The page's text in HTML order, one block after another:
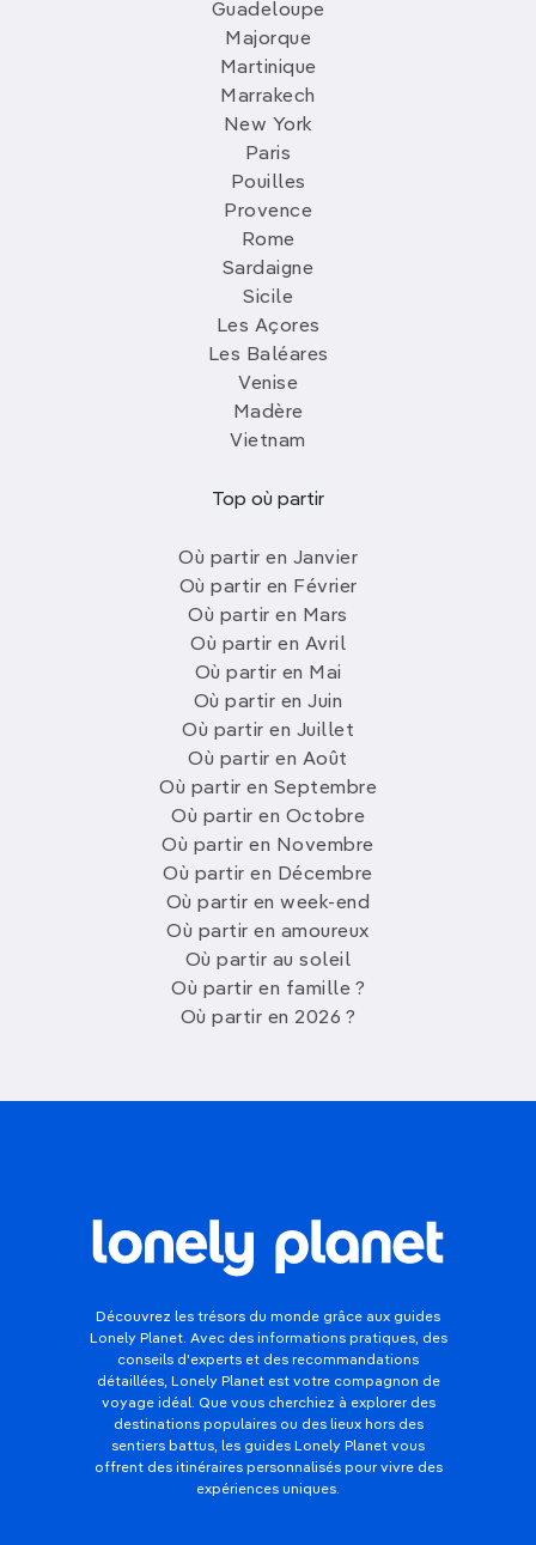
Guadeloupe
Majorque
Martinique
Marrakech
New York
Paris
Pouilles
Provence
Rome
Sardaigne
Sicile
Les Açores
Les Baléares
Venise
Madère
Vietnam
Top où partir
Où partir en Janvier
Où partir en Février
Où partir en Mars
Où partir en Avril
Où partir en Mai
Où partir en Juin
Où partir en Juillet
Où partir en Août
Où partir en Septembre
Où partir en Octobre
Où partir en Novembre
Où partir en Décembre
Où partir en week-end
Où partir en amoureux
Où partir au soleil
Où partir en famille ?
Où partir en 2026 ?
Découvrez les trésors du monde grâce aux guides
Lonely Planet. Avec des informations pratiques, des
conseils d'experts et des recommandations
détaillées, Lonely Planet est votre compagnon de
voyage idéal. Que vous cherchiez à explorer des
destinations populaires ou des lieux hors des
sentiers battus, les guides Lonely Planet vous
offrent des itinéraires personnalisés pour vivre des
expériences uniques.